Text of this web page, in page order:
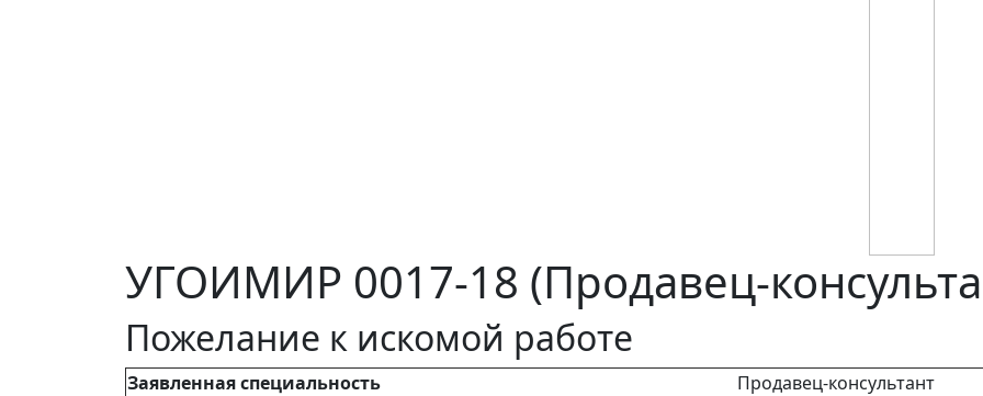
УГОИМИР 0017-18 (Продавец-
Пожелание к искомой работе
Заявленная специальность
Продавец-консультант